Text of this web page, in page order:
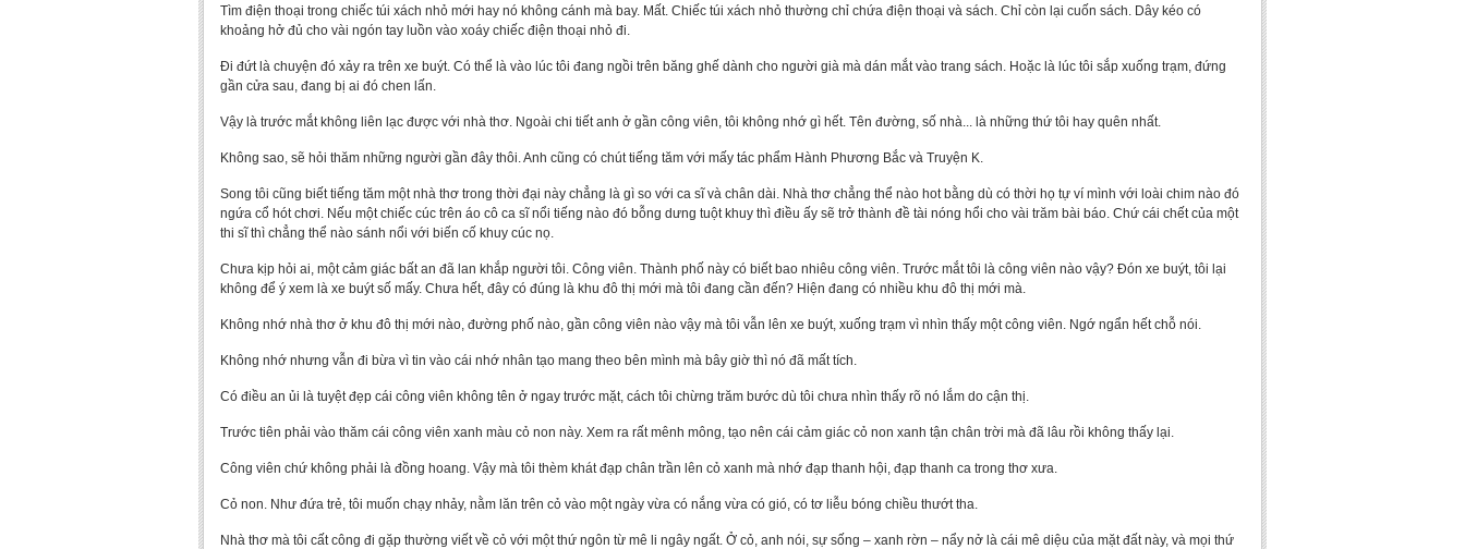
Tìm điện thoại trong chiếc túi xách nhỏ mới hay nó không cánh mà bay. Mất. Chiếc túi xách nhỏ thường chỉ chứa điện thoại và sách. Chỉ còn lại cuốn sách. Dây kéo có
khoảng hở đủ cho vài ngón tay luồn vào xoáy chiếc điện thoại nhỏ đi.
Đi đứt là chuyện đó xảy ra trên xe buýt. Có thể là vào lúc tôi đang ngồi trên băng ghế dành cho người già mà dán mắt vào trang sách. Hoặc là lúc tôi sắp xuống trạm, đứng
gần cửa sau, đang bị ai đó chen lấn.
Vậy là trước mắt không liên lạc được với nhà thơ. Ngoài chi tiết anh ở gần công viên, tôi không nhớ gì hết. Tên đường, số nhà... là những thứ tôi hay quên nhất.
Không sao, sẽ hỏi thăm những người gần đây thôi. Anh cũng có chút tiếng tăm với mấy tác phẩm Hành Phương Bắc và Truyện K.
Song tôi cũng biết tiếng tăm một nhà thơ trong thời đại này chẳng là gì so với ca sĩ và chân dài. Nhà thơ chẳng thể nào hot bằng dù có thời họ tự ví mình với loài chim nào đó
ngứa cổ hót chơi. Nếu một chiếc cúc trên áo cô ca sĩ nổi tiếng nào đó bỗng dưng tuột khuy thì điều ấy sẽ trở thành đề tài nóng hổi cho vài trăm bài báo. Chứ cái chết của một
thi sĩ thì chẳng thể nào sánh nổi với biến cố khuy cúc nọ.
Chưa kịp hỏi ai, một cảm giác bất an đã lan khắp người tôi. Công viên. Thành phố này có biết bao nhiêu công viên. Trước mắt tôi là công viên nào vậy? Đón xe buýt, tôi lại
không để ý xem là xe buýt số mấy. Chưa hết, đây có đúng là khu đô thị mới mà tôi đang cần đến? Hiện đang có nhiều khu đô thị mới mà.
Không nhớ nhà thơ ở khu đô thị mới nào, đường phố nào, gần công viên nào vậy mà tôi vẫn lên xe buýt, xuống trạm vì nhìn thấy một công viên. Ngớ ngẩn hết chỗ nói.
Không nhớ nhưng vẫn đi bừa vì tin vào cái nhớ nhân tạo mang theo bên mình mà bây giờ thì nó đã mất tích.
Có điều an ủi là tuyệt đẹp cái công viên không tên ở ngay trước mặt, cách tôi chừng trăm bước dù tôi chưa nhìn thấy rõ nó lắm do cận thị.
Trước tiên phải vào thăm cái công viên xanh màu cỏ non này. Xem ra rất mênh mông, tạo nên cái cảm giác cỏ non xanh tận chân trời mà đã lâu rồi không thấy lại.
Công viên chứ không phải là đồng hoang. Vậy mà tôi thèm khát đạp chân trần lên cỏ xanh mà nhớ đạp thanh hội, đạp thanh ca trong thơ xưa.
Cỏ non. Như đứa trẻ, tôi muốn chạy nhảy, nằm lăn trên cỏ vào một ngày vừa có nắng vừa có gió, có tơ liễu bóng chiều thướt tha.
Nhà thơ mà tôi cất công đi gặp thường viết về cỏ với một thứ ngôn từ mê li ngây ngất. Ở cỏ, anh nói, sự sống – xanh rờn – nẩy nở là cái mê diệu của mặt đất này, và mọi thứ